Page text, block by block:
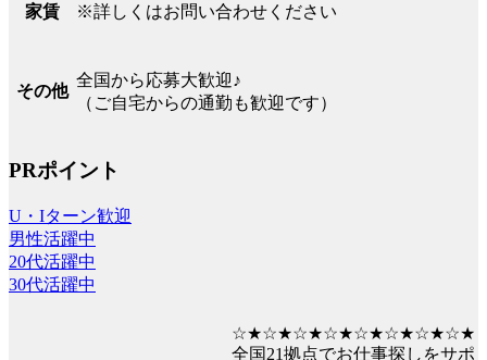
家賃 ※詳しくはお問い合わせください
その他
全国から応募大歓迎♪
（ご自宅からの通勤も歓迎です）
PRポイント
U・Iターン歓迎
男性活躍中
20代活躍中
30代活躍中
☆★☆★☆★☆★☆★☆★☆★☆★
全国21拠点でお仕事探しをサポ